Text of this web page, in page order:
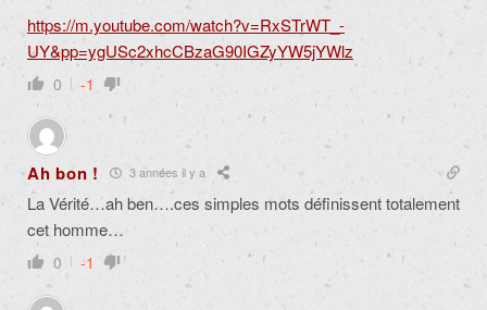
https://m.youtube.com/watch?v=RxSTrWT_-
UY&pp=ygUSc2xhcCBzaG90IGZyYW5jYWlz
0 -1
Ah bon ! 3 années il y a
La Vérité…ah ben….ces simples mots définissent totalement
cet homme…
0 -1